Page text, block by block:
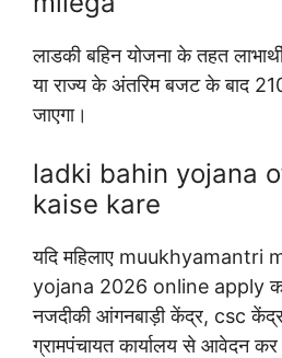
लाडकी बहिन योजना के तहत
या राज्य के अंतरिम बजट के बाद
जाएगा।
ladki bahin yojana
kaise kare
यदि महिलाए muukhyamantri
yojana 2026 online apply
नजदीकी आंगनबाड़ी केंद्र, csc
ग्रामपंचायत कार्यालय से आवेदन